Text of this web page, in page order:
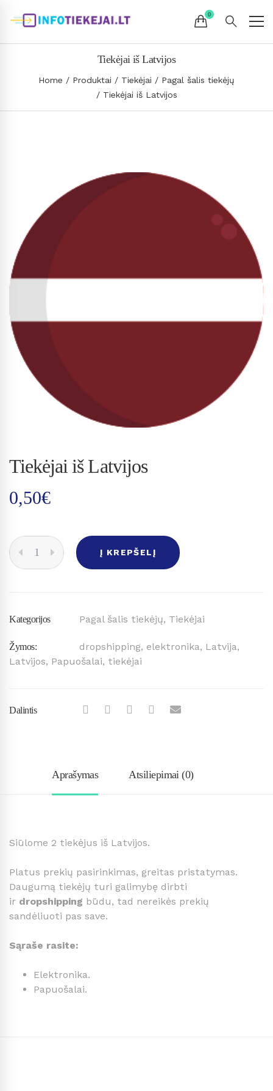
Tiekėjai iš Latvijos
Home Produktai Tiekėjai
Pagal šalis tiekėjų
Tiekėjai iš Latvijos
Tiekėjai iš Latvijos
0,50€
TIEKĖJAI
IŠ
LATVIJOS
Į KREPŠELĮ
Kategorijos Pagal šalis tiekėjų, Tiekėjai
Žymos: dropshipping, elektronika, Latvija,
Latvijos, Papuošalai, tiekėjai
Dalintis
Aprašymas Atsiliepimai (0)
Siūlome 2 tiekėjus iš Latvijos.
Platus prekių pasirinkimas, greitas pristatymas.
Daugumą tiekėjų turi galimybę dirbti
ir dropshipping būdu, tad nereikės prekių
sandėliuoti pas save.
Sąraše rasite:
Elektronika.
Papuošalai.